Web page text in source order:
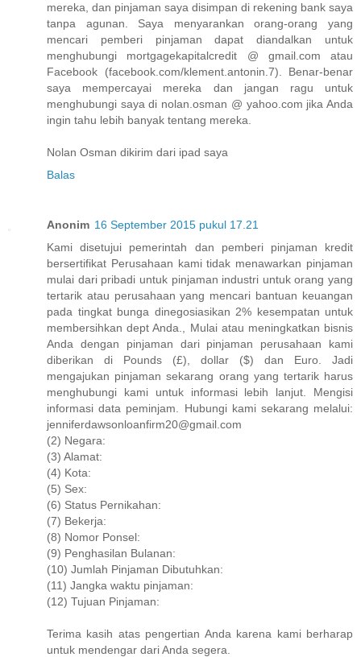
mereka, dan pinjaman saya disimpan di rekening bank saya
tanpa agunan. Saya menyarankan orang-orang yang
mencari pemberi pinjaman dapat diandalkan untuk
menghubungi mortgagekapitalcredit @ gmail.com atau
Facebook (facebook.com/klement.antonin.7). Benar-benar
saya mempercayai mereka dan jangan ragu untuk
menghubungi saya di nolan.osman @ yahoo.com jika Anda
ingin tahu lebih banyak tentang mereka.
Nolan Osman dikirim dari ipad saya
Balas
Anonim 16 September 2015 pukul 17.21
Kami disetujui pemerintah dan pemberi pinjaman kredit
bersertifikat Perusahaan kami tidak menawarkan pinjaman
mulai dari pribadi untuk pinjaman industri untuk orang yang
tertarik atau perusahaan yang mencari bantuan keuangan
pada tingkat bunga dinegosiasikan 2% kesempatan untuk
membersihkan dept Anda., Mulai atau meningkatkan bisnis
Anda dengan pinjaman dari pinjaman perusahaan kami
diberikan di Pounds (£), dollar ($) dan Euro. Jadi
mengajukan pinjaman sekarang orang yang tertarik harus
menghubungi kami untuk informasi lebih lanjut. Mengisi
informasi data peminjam. Hubungi kami sekarang melalui:
jenniferdawsonloanfirm20@gmail.com
(2) Negara:
(3) Alamat:
(4) Kota:
(5) Sex:
(6) Status Pernikahan:
(7) Bekerja:
(8) Nomor Ponsel:
(9) Penghasilan Bulanan:
(10) Jumlah Pinjaman Dibutuhkan:
(11) Jangka waktu pinjaman:
(12) Tujuan Pinjaman:
Terima kasih atas pengertian Anda karena kami berharap
untuk mendengar dari Anda segera.